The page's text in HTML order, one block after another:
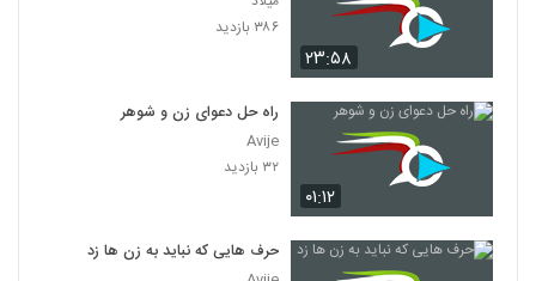
۲۳:۵۸
۳۸۶ بازدید
۰۱:۱۲
راه حل دعوای زن و شوهر
Avije
۳۲ بازدید
حرف هایی که نباید به زن ها زد